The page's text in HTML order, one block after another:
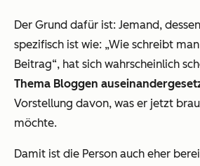
Der Grund dafür ist: Jemand,
spezifisch ist wie: „Wie schreibt
Beitrag“, hat sich wahrscheinlich
Thema Bloggen
Vorstellung davon, was er jetzt
möchte.
Damit ist die Person auch eher